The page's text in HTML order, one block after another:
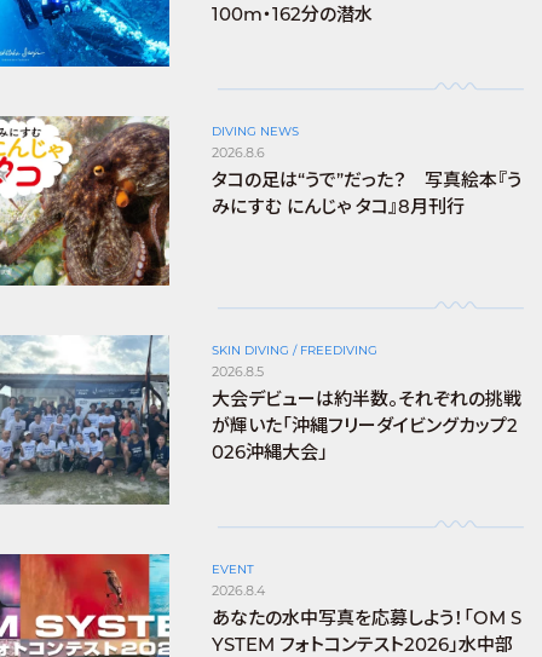
100m・162分の潜水
DIVING NEWS
2026.8.6
タコの足は“うで”だった？ 写真絵本『う
みにすむ にんじゃ タコ』8月刊行
SKIN DIVING / FREEDIVING
2026.8.5
大会デビューは約半数。それぞれの挑戦
が輝いた「沖縄フリーダイビングカップ2
026沖縄大会」
EVENT
2026.8.4
あなたの水中写真を応募しよう！「OM S
YSTEM フォトコンテスト2026」水中部